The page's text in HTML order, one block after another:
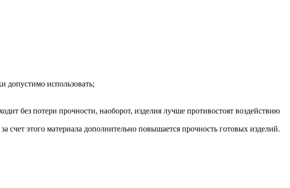
допустимо использовать;
без потери прочности, наоборот, изделия лучше противостоят воздействию
этого материала дополнительно повышается прочность готовых изделий.